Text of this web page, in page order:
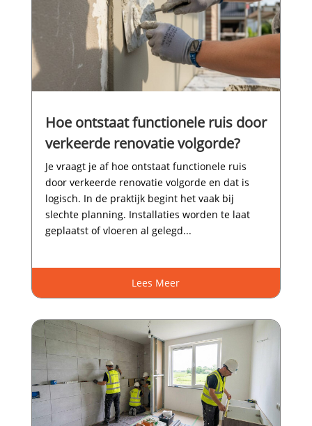
Hoe ontstaat functionele ruis door
verkeerde renovatie volgorde?
Je vraagt je af hoe ontstaat functionele ruis
door verkeerde renovatie volgorde en dat is
logisch.​ In de praktijk begint het vaak bij
slechte planning.​ Installaties worden te laat
geplaatst of vloeren al gelegd...
Lees Meer